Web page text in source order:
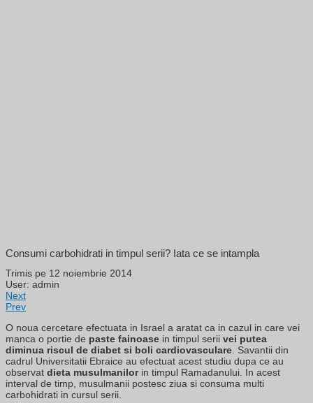
Consumi carbohidrati in timpul serii? Iata ce se intampla
Trimis pe 12 noiembrie 2014
User: admin
Next
Prev
O noua cercetare efectuata in Israel a aratat ca in cazul in care vei
manca o portie de paste fainoase in timpul serii vei putea
diminua riscul de diabet si boli cardiovasculare. Savantii din
cadrul Universitatii Ebraice au efectuat acest studiu dupa ce au
observat dieta musulmanilorin timpul Ramadanului. In acest
interval de timp, musulmanii postesc ziua si consuma multi
carbohidrati in cursul serii.